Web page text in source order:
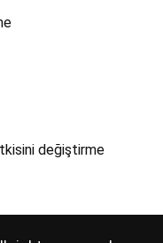
değiştirme